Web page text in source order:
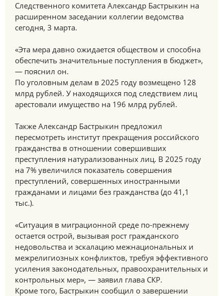
Следственного комитета Александр Бастрыкин на
расширенном заседании коллегии ведомства
сегодня, 3 марта.
«Эта мера давно ожидается обществом и способна
обеспечить значительные поступления в бюджет»,
— пояснил он.
По уголовным делам в 2025 году возмещено 128
млрд рублей. У находящихся под следствием лиц
арестовали имущество на 196 млрд рублей.
Также Александр Бастрыкин предложил
пересмотреть институт прекращения российского
гражданства в отношении совершивших
преступления натурализованных лиц. В 2025 году
на 7% увеличился показатель совершения
преступлений, совершенных иностранными
гражданами и лицами без гражданства (до 41,1
тыс.).
«Ситуация в миграционной среде по-прежнему
остается острой, вызывая рост гражданского
недовольства и эскалацию межнациональных и
межрелигиозных конфликтов, требуя эффективного
усиления законодательных, правоохранительных и
контрольных мер», — заявил глава СКР.
Кроме того, Бастрыкин сообщил о завершении